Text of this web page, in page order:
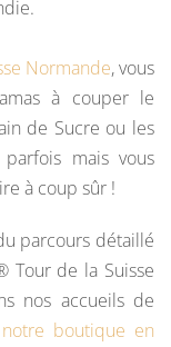
Normande, vous
à couper le
de Sucre ou les
mais vous
à coup sûr !
parcours détaillé
Tour de la Suisse
nos accueils de
notre boutique en